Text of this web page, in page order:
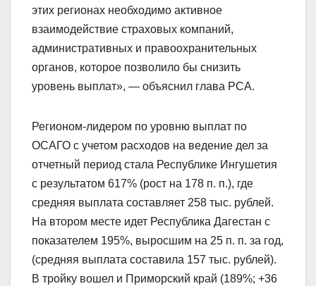
этих регионах необходимо активное
взаимодействие страховых компаний,
административных и правоохранительных
органов, которое позволило бы снизить
уровень выплат», — объяснил глава РСА.
Регионом-лидером по уровню выплат по
ОСАГО с учетом расходов на ведение дел за
отчетный период стала Республике Ингушетия
с результатом 617% (рост на 178 п. п.), где
средняя выплата составляет 258 тыс. рублей.
На втором месте идет Республика Дагестан с
показателем 195%, выросшим на 25 п. п. за год,
(средняя выплата составила 157 тыс. рублей).
В тройку вошел и Приморский край (189%; +36